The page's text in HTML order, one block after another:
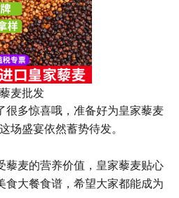
藜麦批发
很多惊喜哦，准备好为皇家藜麦
场盛宴依然蓄势待发。
藜麦的营养价值，皇家藜麦贴心
食大餐食谱，希望大家都能成为